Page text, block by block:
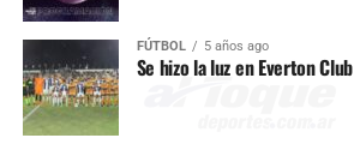
FÚTBOL 5 años ago
Se hizo la luz en Everton Club